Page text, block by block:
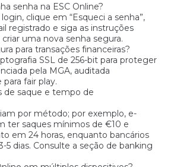
senha na ESC Online?
clique em “Esqueci a senha”,
registrado e siga as instruções
criar uma nova senha segura.
para transações financeiras?
SSL de 256-bit para proteger
pela MGA, auditada
fair play.
de saque e tempo de
por método; por exemplo, e-
ter saques mínimos de €10 e
em 24 horas, enquanto bancários
5 dias. Consulte a seção de banking